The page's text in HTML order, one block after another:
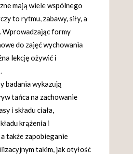
mają wiele wspólnego
to rytmu, zabawy, siły, a
Wprowadzając formy
do zajęć wychowania
lekcję ożywić i
.
badania wykazują
tańca na zachowanie
i składu ciała,
krążenia i
także zapobieganie
takim, jak otyłość